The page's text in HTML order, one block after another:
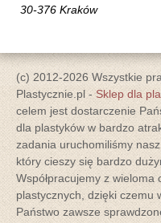
30-376 Kraków
(c) 2012-2026 Wszystkie
Plastycznie.pl -Sklep dla
celem jest dostarczenie
dla plastyków w bardzo
zadania uruchomiliśmy
który cieszy się bardzo
Współpracujemy z wieloma
plastycznych, dzięki czemu
Państwo zawsze